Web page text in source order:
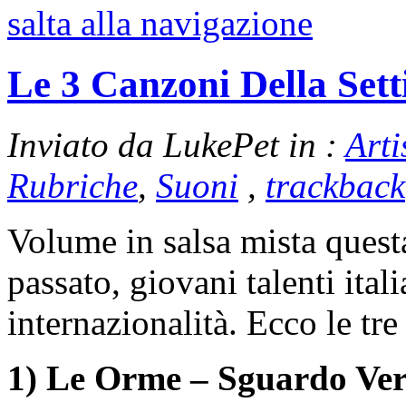
salta alla navigazione
Le 3 Canzoni Della
Inviato da LukePet in :
Rubriche, Suoni , trackback
Volume in salsa mista
passato, giovani talenti
internazionalità. Ecco le
1) Le Orme – Sguardo